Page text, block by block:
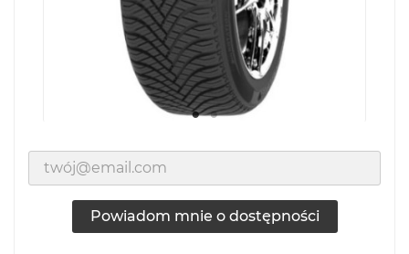
Powiadom mnie o dostępności